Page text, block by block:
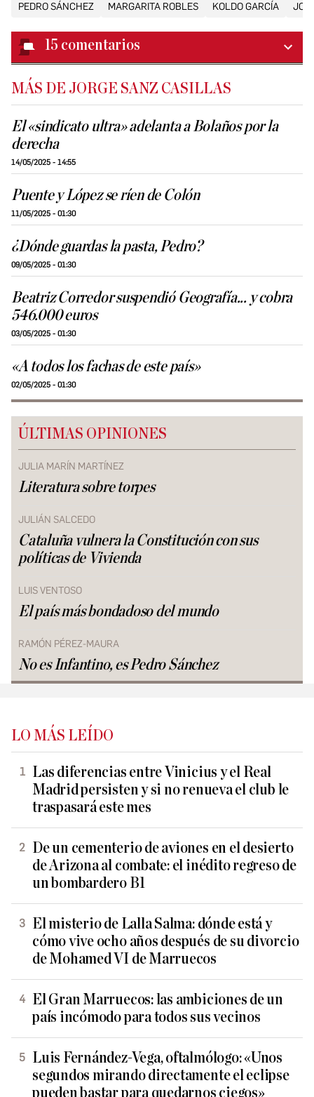
PEDRO SÁNCHEZ
MARGARITA ROBLES KOLDO GARCÍA
15 comentarios
MÁS DE JORGE SANZ CASILLAS
El «sindicato ultra» adelanta a Bolaños por la
derecha
14/05/2025 - 14:55
Puente y López se ríen de Colón
11/05/2025 - 01:30
¿Dónde guardas la pasta, Pedro?
09/05/2025 - 01:30
Beatriz Corredor suspendió Geografía... y cobra
546.000 euros
03/05/2025 - 01:30
«A todos los fachas de este país»
02/05/2025 - 01:30
ÚLTIMAS OPINIONES
JULIA MARÍN MARTÍNEZ
Literatura sobre torpes
JULIÁN SALCEDO
Cataluña vulnera la Constitución con sus
políticas de Vivienda
LUIS VENTOSO
El país más bondadoso del mundo
RAMÓN PÉREZ-MAURA
No es Infantino, es Pedro Sánchez
LO MÁS LEÍDO
Las diferencias entre Vinicius y el Real
Madrid persisten y si no renueva el club le
traspasará este mes
De un cementerio de aviones en el desierto
de Arizona al combate: el inédito regreso de
un bombardero B1
El misterio de Lalla Salma: dónde está y
cómo vive ocho años después de su divorcio
de Mohamed VI de Marruecos
El Gran Marruecos: las ambiciones de un
país incómodo para todos sus vecinos
Luis Fernández-Vega, oftalmólogo: «Unos
segundos mirando directamente el eclipse
pueden bastar para quedarnos ciegos»